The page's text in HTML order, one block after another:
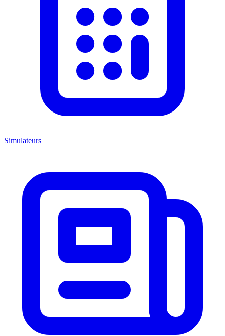
Simulateurs